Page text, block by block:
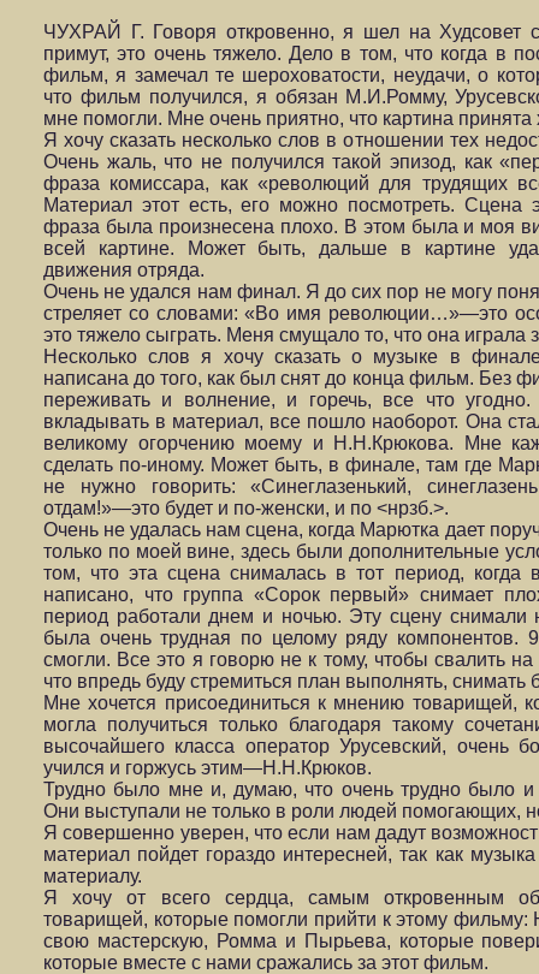
ЧУХРАЙ Г. Говоря откровенно, я шел на Худсовет
примут, это очень тяжело. Дело в том, что когда в
фильм, я замечал те шероховатости, неудачи, о
что фильм получился, я обязан М.И.Ромму,
мне помогли. Мне очень приятно, что картина
Я хочу сказать несколько слов в отношении тех
Очень жаль, что не получился такой эпизод, как
фраза комиссара, как «революций для трудящих
Материал этот есть, его можно посмотреть.
фраза была произнесена плохо. В этом была и моя
всей картине. Может быть, дальше в картине
движения отряда.
Очень не удался нам финал. Я до сих пор не могу
стреляет со словами: «Во имя революции…»—это
это тяжело сыграть. Меня смущало то, что она
Несколько слов я хочу сказать о музыке в
написана до того, как был снят до конца фильм. Без
переживать и волнение, и горечь, все что
вкладывать в материал, все пошло наоборот. Она
великому огорчению моему и Н.Н.Крюкова. Мне
сделать по-иному. Может быть, в финале, там где
не нужно говорить: «Синеглазенький,
отдам!»—это будет и по-женски, и по <нрзб.>.
Очень не удалась нам сцена, когда Марютка дает
только по моей вине, здесь были дополнительные
том, что эта сцена снималась в тот период,
написано, что группа «Сорок первый» снимает
период работали днем и ночью. Эту сцену снимали
была очень трудная по целому ряду
смогли. Все это я говорю не к тому, чтобы свалить
что впредь буду стремиться план выполнять, снимать
Мне хочется присоединиться к мнению товарищей,
могла получиться только благодаря такому
высочайшего класса оператор Урусевский, очень
учился и горжусь этим—Н.Н.Крюков.
Трудно было мне и, думаю, что очень трудно было и
Они выступали не только в роли людей помогающих,
Я совершенно уверен, что если нам дадут
материал пойдет гораздо интересней, так как
материалу.
Я хочу от всего сердца, самым откровенным
товарищей, которые помогли прийти к этому
свою мастерскую, Ромма и Пырьева, которые
которые вместе с нами сражались за этот фильм.